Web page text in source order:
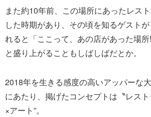
また約10年前、この場所にあったレス
した時期があり、その頃を知るゲスト
れると「ここって、あの店があった場
と盛り上がることもしばしばだとか。
2018年を生きる感度の高いアッパーな
にあたり、掲げたコンセプトは〝レス
×アート”。